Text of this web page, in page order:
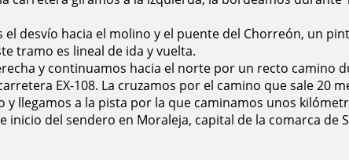
desvío hacia el molino y el puente del Chorreón, un
tramo es lineal de ida y vuelta.
y continuamos hacia el norte por un recto
EX-108. La cruzamos por el camino que sale 20
llegamos a la pista por la que caminamos unos
del sendero en Moraleja, capital de la comarca de